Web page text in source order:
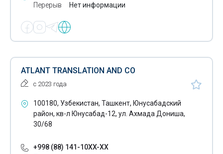
Перерыв
Нет информации
ATLANT TRANSLATION AND CO
с 2023 года
100180, Узбекистан, Ташкент, Юнусабадский
район, кв-л Юнусабад-12, ул. Ахмада Дониша,
30/68
+998 (88) 141-10XX-XX